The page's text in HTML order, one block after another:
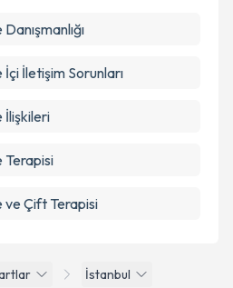
İstanbul
İletişim Sorunları
İlişkileri
Terapisi
ve Çift Terapisi